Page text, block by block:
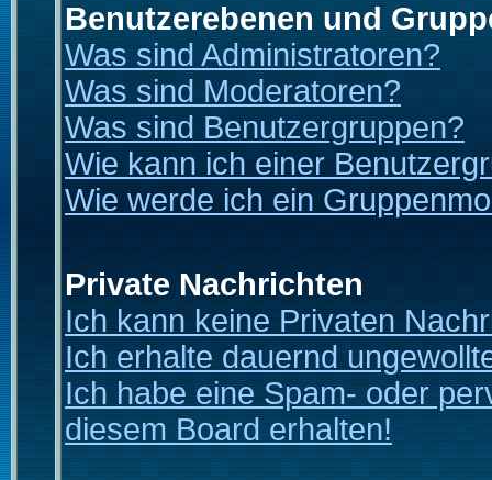
Benutzerebenen und
Was sind Administratoren?
Was sind Moderatoren?
Was sind Benutzergruppen?
Wie kann ich einer
Wie werde ich ein
Private Nachrichten
Ich kann keine Privaten
Ich erhalte dauernd
Ich habe eine Spam- oder
diesem Board erhalten!